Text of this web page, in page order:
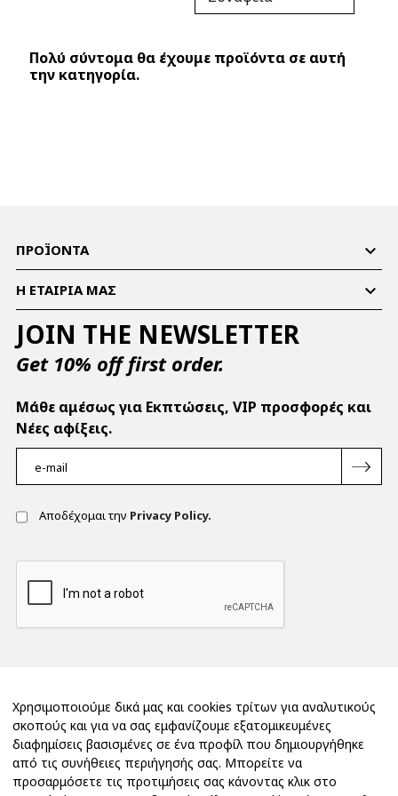
Πολύ σύντομα θα έχουμε προϊόντα σε αυτή
την κατηγορία.
ΠΡΟΪΌΝΤΑ 
Η ΕΤΑΙΡΊΑ ΜΑΣ 
JOIN THE NEWSLETTER
Get 10% off first order.
Mάθε αμέσως για Εκπτώσεις, VIP προσφορές και
Νέες αφίξεις.
Αποδέχομαι την Privacy Policy.
Χρησιμοποιούμε δικά μας και cookies τρίτων για αναλυτικούς
σκοπούς και για να σας εμφανίζουμε εξατομικευμένες
διαφημίσεις βασισμένες σε ένα προφίλ που δημιουργήθηκε
από τις συνήθειες περιήγησής σας. Μπορείτε να
προσαρμόσετε τις προτιμήσεις σας κάνοντας κλικ στο